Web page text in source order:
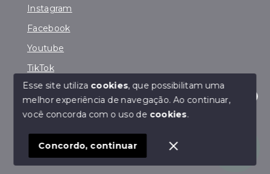
Olá! Estamos disponíveis para te ajudar.
Instagram
Facebook
Youtube
TikTok
© Copyright 2026 - Sucesso Imóveis Prime - Todos os
SITE PARA IMOBILIARIA
Esse site utiliza cookies, que possibilitam uma
melhor experiência de navegação.Ao continuar,
você concorda com o uso de cookies.
Concordo, continuar